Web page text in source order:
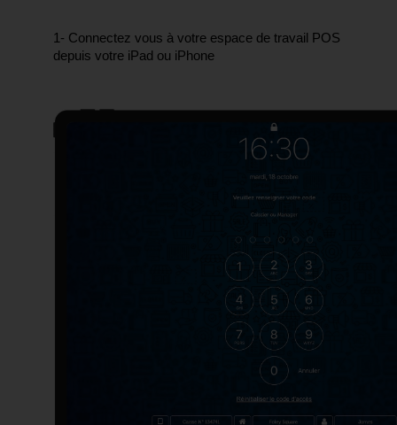
1- Connectez vous à votre espace de travail POS
depuis votre iPad ou iPhone